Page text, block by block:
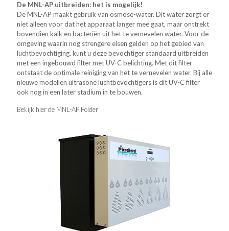
De MNL-AP uitbreiden: het is mogelijk!
De MNL-AP maakt gebruik van osmose-water. Dit water zorgt er
niet alleen voor dat het apparaat langer mee gaat, maar onttrekt
bovendien kalk en bacteriën uit het te vernevelen water. Voor de
omgeving waarin nog strengere eisen gelden op het gebied van
luchtbevochtiging, kunt u deze bevochtiger standaard uitbreiden
met een ingebouwd filter met UV-C belichting. Met dit filter
ontstaat de optimale reiniging van het te vernevelen water. Bij alle
nieuwe modellen ultrasone luchtbevochtigers is dit UV-C filter
ook nog in een later stadium in te bouwen.
Bekijk hier de MNL-AP Folder